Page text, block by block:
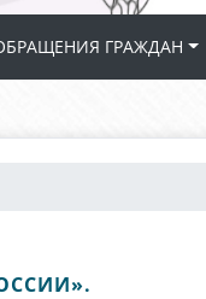
ГРАЖДАН